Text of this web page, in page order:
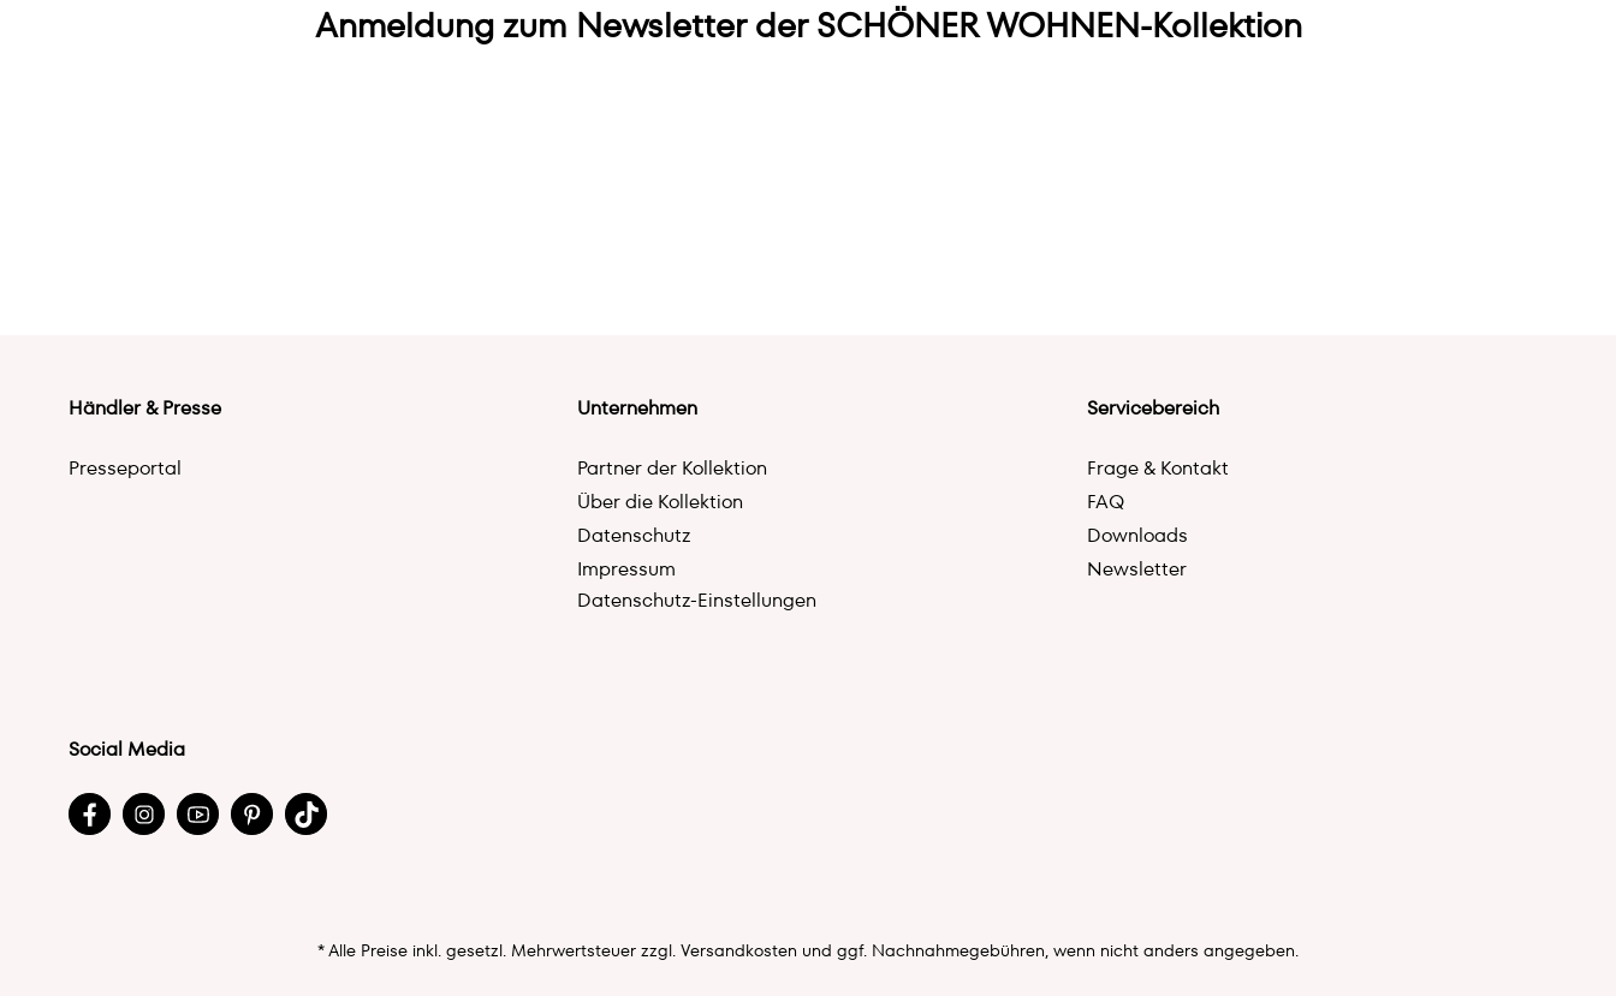
Anmeldung zum Newsletter der SCHÖNER WOHNEN-Kollektion
Händler & Presse
Presseportal
Unternehmen
Partner der Kollektion
Über die Kollektion
Datenschutz
Impressum
Datenschutz-Einstellungen
Servicebereich
Frage & Kontakt
FAQ
Downloads
Newsletter
Social Media
* Alle Preise inkl. gesetzl. Mehrwertsteuer zzgl. Versandkosten und ggf. Nachnahmegebühren, wenn nicht anders angegeben.